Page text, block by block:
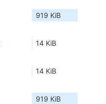
919 KiB
14 KiB
14 KiB
919 KiB